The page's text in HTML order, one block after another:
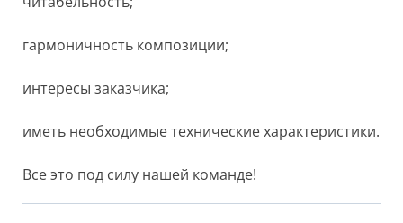
гармоничность композиции;
интересы заказчика;
иметь необходимые технические характеристики.
Все это под силу нашей команде!